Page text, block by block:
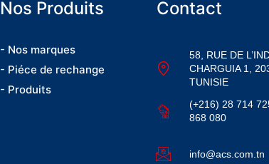
Nos Produits
- Nos marques
- Piéce de rechange
- Produits
Contact
58, RUE DE
CHARGUIA 1,
TUNISIE
(+216) 28 714
868 080
info@acs.com.tn